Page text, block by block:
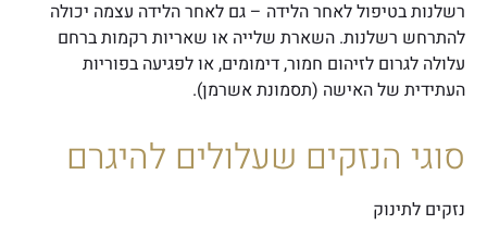
רשלנות בטיפול לאחר הלידה – גם לאחר הלידה עצמה יכולה
להתרחש רשלנות. השארת שלייה או שאריות רקמות ברחם
עלולה לגרום לזיהום חמור, דימומים, או לפגיעה בפוריות
העתידית של האישה (תסמונת אשרמן).
סוגי הנזקים שעלולים להיגרם
נזקים לתינוק